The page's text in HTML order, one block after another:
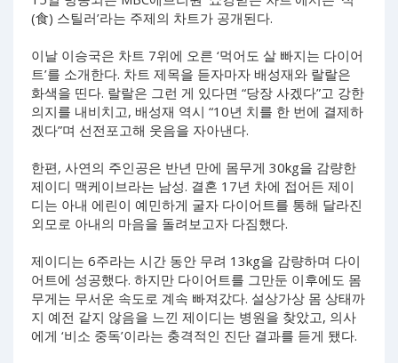
(食) 스틸러’라는 주제의 차트가 공개된다.
이날 이승국은 차트 7위에 오른 ‘먹어도 살 빠지는 다이어
트’를 소개한다. 차트 제목을 듣자마자 배성재와 랄랄은
화색을 띤다. 랄랄은 그런 게 있다면 “당장 사겠다”고 강한
의지를 내비치고, 배성재 역시 “10년 치를 한 번에 결제하
겠다”며 선전포고해 웃음을 자아낸다.
한편, 사연의 주인공은 반년 만에 몸무게 30kg을 감량한
제이디 맥케이브라는 남성. 결혼 17년 차에 접어든 제이
디는 아내 에린이 예민하게 굴자 다이어트를 통해 달라진
외모로 아내의 마음을 돌려보고자 다짐했다.
제이디는 6주라는 시간 동안 무려 13kg을 감량하며 다이
어트에 성공했다. 하지만 다이어트를 그만둔 이후에도 몸
무게는 무서운 속도로 계속 빠져갔다. 설상가상 몸 상태까
지 예전 같지 않음을 느낀 제이디는 병원을 찾았고, 의사
에게 ‘비소 중독’이라는 충격적인 진단 결과를 듣게 됐다.